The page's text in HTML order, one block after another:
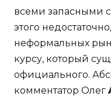
всеми запасными
этого
неформальных
курсу, который
официального.
комментатор Олег